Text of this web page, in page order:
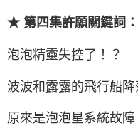
★ 第四集許願關鍵詞
泡泡精靈失控了！？
波波和露露的飛行船
原來是泡泡星系統故障